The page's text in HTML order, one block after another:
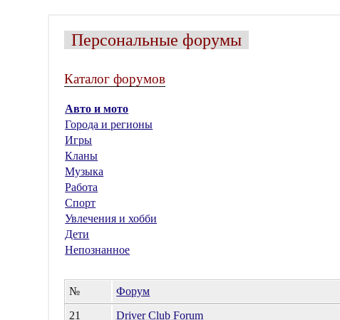
Персональные форумы
Каталог форумов
Авто и мото
Города и регионы
Игры
Кланы
Музыка
Работа
Спорт
Увлечения и хобби
Дети
Непознанное
№ Форум
21
Driver Club Forum